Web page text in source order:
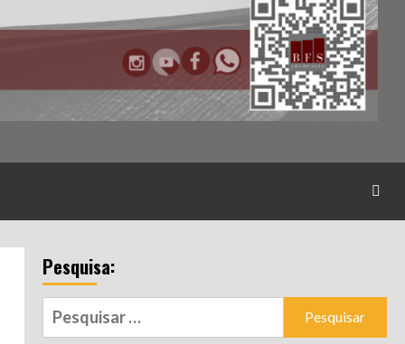
Pesquisa:
Pesquisar
por: